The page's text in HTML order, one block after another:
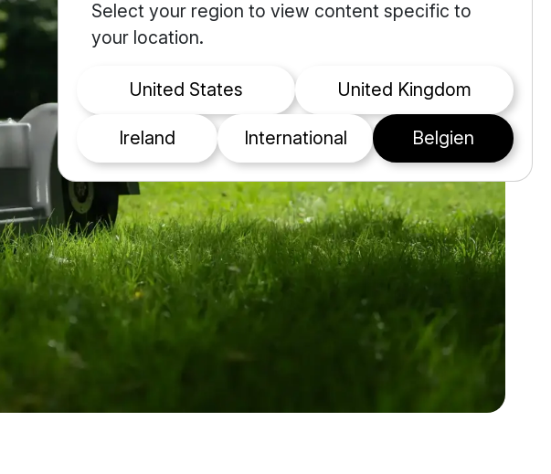
Select your region to view content specific to
your location.
United States United Kingdom
Ireland international Belgien